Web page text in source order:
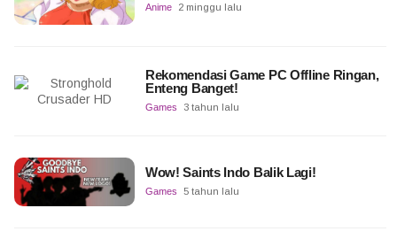
Anime 2 minggu lalu
Rekomendasi Game PC Offline Ringan,
Enteng Banget!
Games 3 tahun lalu
Wow! Saints Indo Balik Lagi!
Games 5 tahun lalu